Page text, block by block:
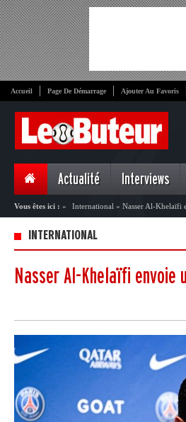
Accueil Page De Démarrage Ajouter Au Favoris
Actualité Interviews
Vous êtes ici : » International » Nasser Al-Khelaïfi
INTERNATIONAL
Nasser Al-Khelaïfi envoie